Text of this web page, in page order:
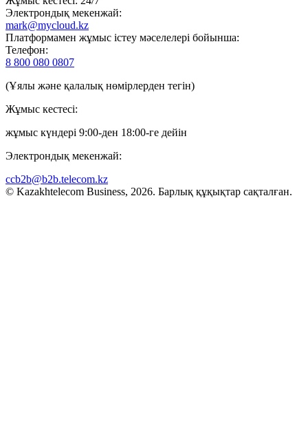
Электрондық мекенжай:
mark@mycloud.kz
Платформамен жұмыс істеу мәселелері бойынша:
Телефон:
8 800 080 0807
(Ұялы және қалалық нөмірлерден тегін)
Жұмыс кестесі:
жұмыс күндері 9:00-ден 18:00-ге дейін
Электрондық мекенжай:
ccb2b@b2b.telecom.kz
© Kazakhtelecom Business, 2026. Барлық құқықтар сақталған.